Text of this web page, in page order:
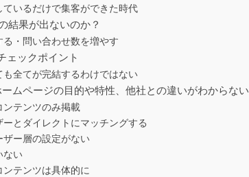
いるだけで集客ができた時代
結果が出ないのか？
・問い合わせ数を増やす
ェックポイント
全てが完結するわけではない
ムページの目的や特性、他社との違いがわからない
テンツのみ掲載
とダイレクトにマッチングする
ー層の設定がない
ない
テンツは具体的に